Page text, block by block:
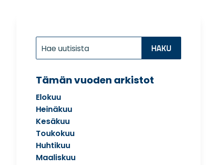
for...
Tämän vuoden arkistot
Elokuu
Heinäkuu
Kesäkuu
Toukokuu
Huhtikuu
Maaliskuu